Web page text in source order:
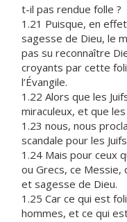
t-il pas rendue folle ?
1.21 Puisque, en
sagesse de Dieu, le
pas su reconnaître
croyants par cette
l’Évangile.
1.22 Alors que les
miraculeux, et que
1.23 nous, nous
scandale pour les
1.24 Mais pour ceux
ou Grecs, ce Messie,
et sagesse de Dieu.
1.25 Car ce qui est
hommes, et ce qui